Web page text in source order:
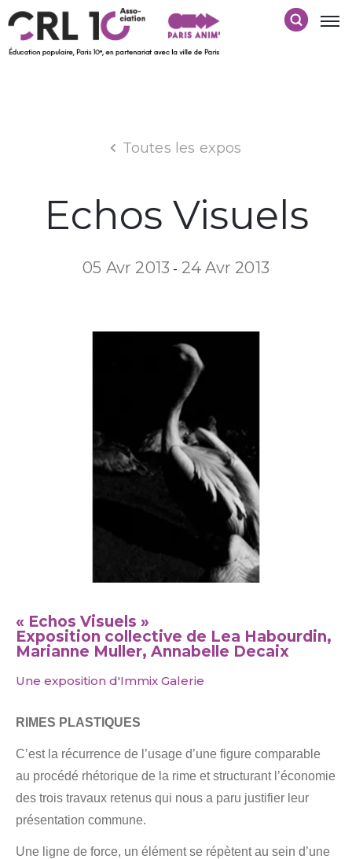
Toutes les expos
Echos Visuels
05 Avr 2013 - 24 Avr 2013
« Echos Visuels »
Exposition collective de Lea Habourdin,
Marianne Muller, Annabelle Decaix
Une exposition d'Immix Galerie
RIMES PLASTIQUES
C’est la récurrence de l’usage d’une figure comparable
au procédé rhétorique de la rime et structurant l’économie
des trois travaux retenus qui nous a paru justifier leur
présentation commune.
Une ligne de force, un élément se répètent au sein d’une